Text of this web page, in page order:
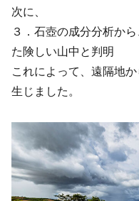
次に、
３．石壺の成分分析か
た険しい山中と判明
これによって、遠隔地
生じました。